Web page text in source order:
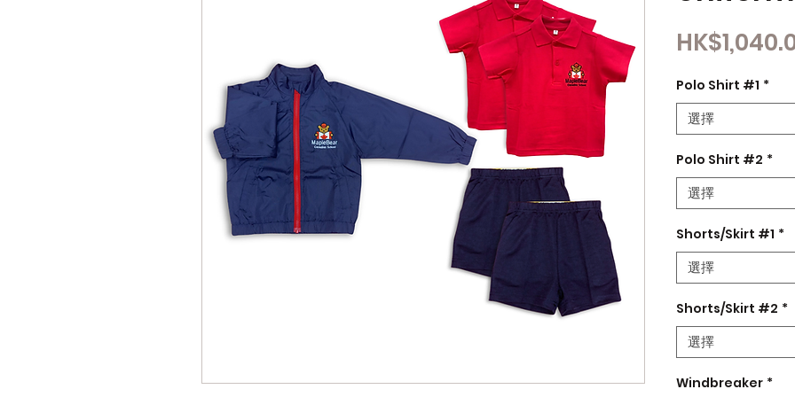
Polo Shirt #1 *
選擇
Polo Shirt #2 *
選擇
Shorts/Skirt #1 *
選擇
Shorts/Skirt #2 *
選擇
Windbreaker *